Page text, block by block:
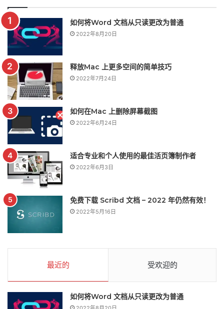
如何将Word 文档从只读更改为普通
2022年8月20日
释放Mac 上更多空间的简单技巧
2022年7月24日
如何在Mac 上删除屏幕截图
2022年6月24日
适合专业和个人使用的最佳活页簿制作者
2022年6月3日
免费下载 Scribd 文档 – 2022 年仍然有效！
2022年5月16日
最近的 受欢迎的
如何将Word 文档从只读更改为普通